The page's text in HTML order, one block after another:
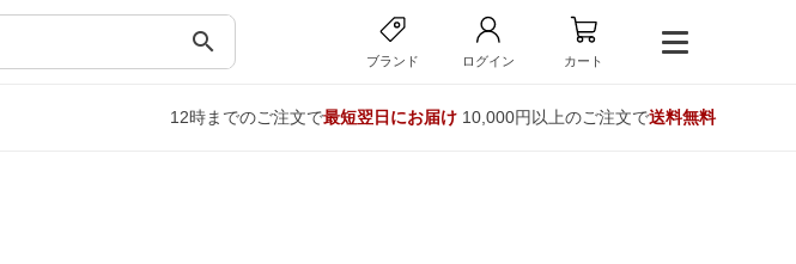
search
ブランド ログイン カート
12時までのご注文で最短翌日にお届け10,000円以上のご注文で送料無料